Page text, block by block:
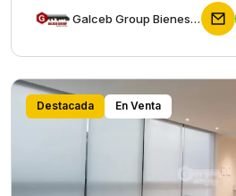
Galceb Group Bienes Raices
Destacada En Venta